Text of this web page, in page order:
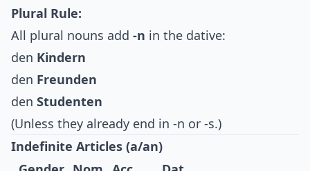
Plural Rule:
All plural nouns add -n in the dative:
den Kindern
den Freunden
den Studenten
(Unless they already end in -n or -s.)
Indefinite Articles (a/an)